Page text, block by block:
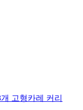
고형카레 커리